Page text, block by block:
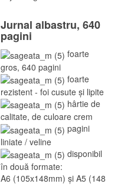
Jurnal albastru, 640
pagini
foarte
gros, 640 pagini
foarte
rezistent - foi cusute și lipite
hârtie de
calitate, de culoare crem
pagini
liniate / veline
disponibil
în două formate:
A6 (105x148mm) și A5 (148